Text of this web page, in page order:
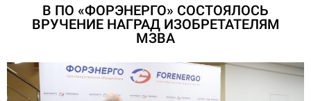
В ПО «ФОРЭНЕРГО» СОСТОЯЛОСЬ
ВРУЧЕНИЕ НАГРАД ИЗОБРЕТАТЕЛЯМ
МЗВА